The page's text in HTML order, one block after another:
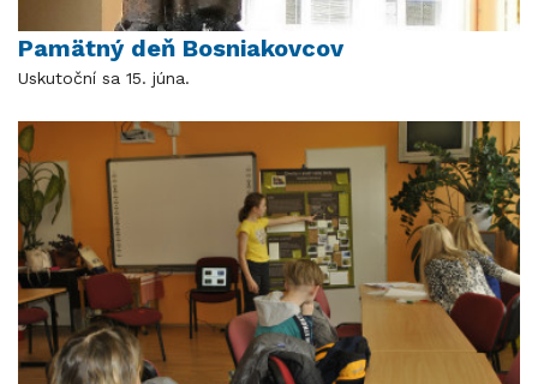
Pamätný deň Bosniakovcov
Uskutoční sa 15. júna.